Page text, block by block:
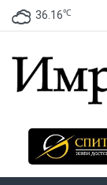
36.16℃